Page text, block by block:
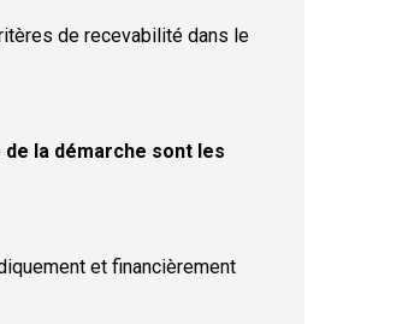
de recevabilité dans le
la démarche sont les
et financièrement